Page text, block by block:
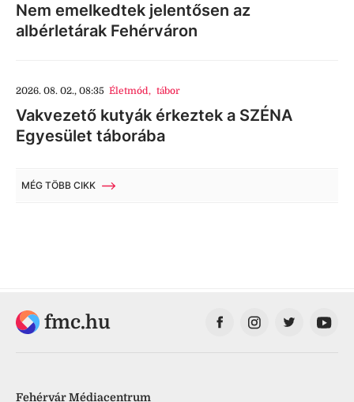
Nem emelkedtek jelentősen az
albérletárak Fehérváron
2026. 08. 02., 08:35 Életmód, tábor
Vakvezető kutyák érkeztek a SZÉNA
Egyesület táborába
MÉG TÖBB CIKK
fmc.hu
Fehérvár Médiacentrum